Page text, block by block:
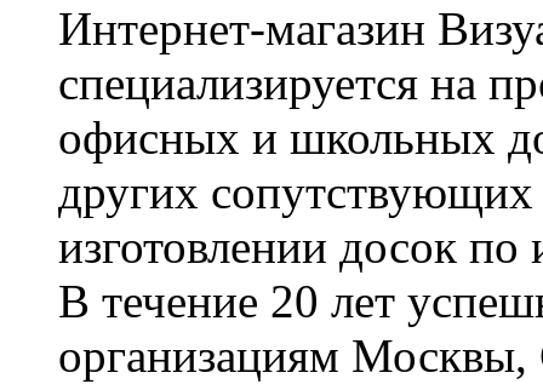
Интернет-магазин
специализируется на
офисных и школьных
других сопутствующих
изготовлении досок по
В течение 20 лет
организациям Москвы,